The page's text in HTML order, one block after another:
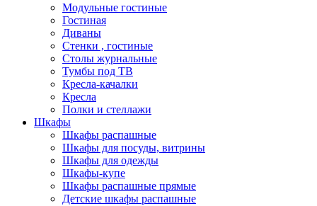
Модульные гостиные
Гостиная
Диваны
Стенки , гостиные
Столы журнальные
Тумбы под ТВ
Кресла-качалки
Кресла
Полки и стеллажи
Шкафы
Шкафы распашные
Шкафы для посуды, витрины
Шкафы для одежды
Шкафы-купе
Шкафы распашные прямые
Детские шкафы распашные